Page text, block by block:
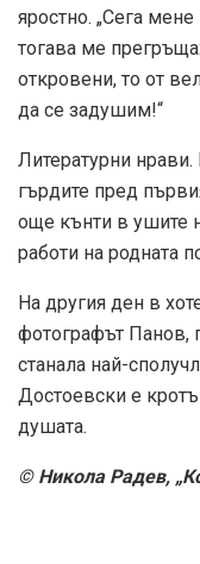
яростно. „Сега
тогава ме
откровени, то от
да се задушим!“
Литературни нрави.
гърдите пред
още кънти в ушите
работи на родната
На другия ден в
фотографът Панов,
станала най-
Достоевски е
душата.
© Никола Радев,